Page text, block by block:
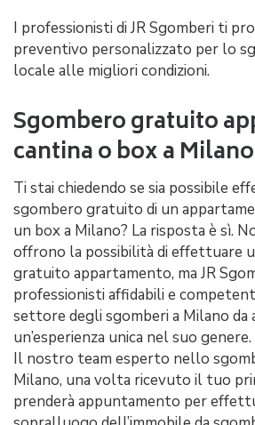
I professionisti di JR Sgomberi ti
preventivo personalizzato per lo
locale alle migliori condizioni.
Sgombero gratuito
cantina o box a Milano
Ti stai chiedendo se sia possibile
sgombero gratuito di un
un box a Milano? La risposta è sì.
offrono la possibilità di effettuare
gratuito appartamento, ma JR
professionisti affidabili e
settore degli sgomberi a Milano da
un’esperienza unica nel suo genere.
Il nostro team esperto nello
Milano, una volta ricevuto il tuo
prenderà appuntamento per